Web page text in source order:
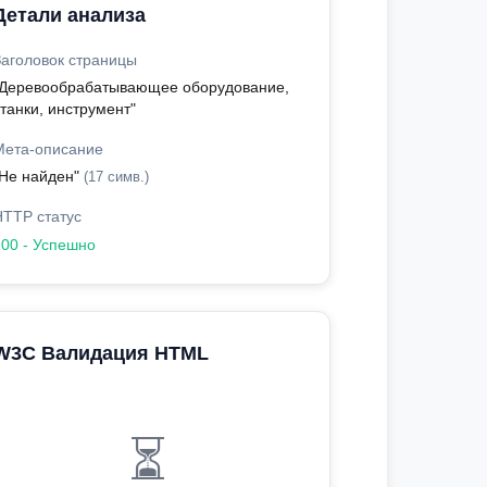
анализа
страницы
оборудование,
инструмент"
описание
найден" (17 симв.)
статус
- Успешно
Валидация HTML
⏳